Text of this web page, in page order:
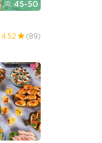
45-50
4.52 (89)